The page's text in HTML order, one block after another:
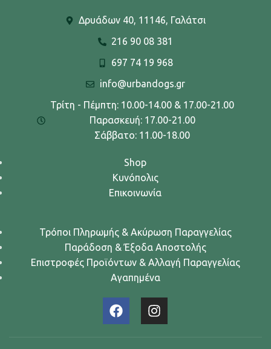
Δρυάδων 40, 11146, Γαλάτσι
216 90 08 381
697 74 19 968
info@urbandogs.gr
Τρίτη - Πέμπτη: 10.00-14.00 & 17.00-21.00
Παρασκευή: 17.00-21.00
Σάββατο: 11.00-18.00
Shop
Κυνόπολις
Επικοινωνία
Τρόποι Πληρωμής & Ακύρωση Παραγγελίας
Παράδοση & Έξοδα Αποστολής
Επιστροφές Προϊόντων & Αλλαγή Παραγγελίας
Αγαπημένα